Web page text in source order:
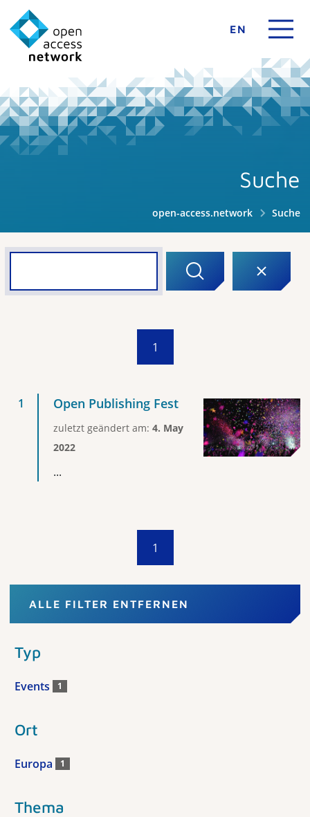
EN
Suche
open-access.network Suche
1
Open Publishing Fest
zuletzt geändert am: 4. May
2022
...
1
ALLE FILTER ENTFERNEN
Typ
Events 1
Ort
Europa 1
Thema